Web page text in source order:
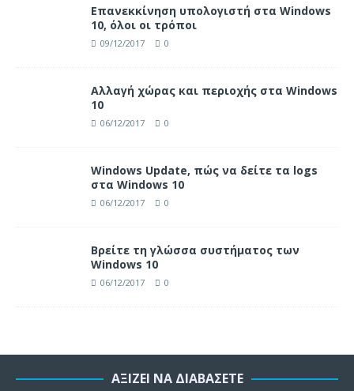
Επανεκκίνηση υπολογιστή στα Windows
10, όλοι οι τρόποι
09/12/2017 0
Αλλαγή χώρας και περιοχής στα Windows
10
06/12/2017 0
Windows Update, πώς να δείτε τα logs
στα Windows 10
06/12/2017 0
Βρείτε τη γλώσσα συστήματος των
Windows 10
06/12/2017 0
ΑΞΊΖΕΙ ΝΑ ΔΙΑΒΆΣΕΤΕ